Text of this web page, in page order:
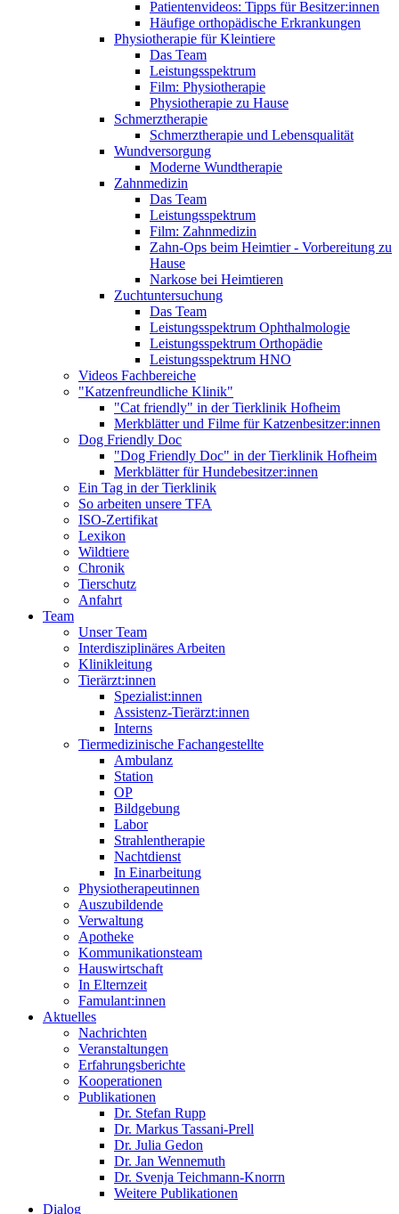
Patientenvideos: Tipps für Besitzer:innen
Häufige orthopädische Erkrankungen
Physiotherapie für Kleintiere
Das Team
Leistungsspektrum
Film: Physiotherapie
Physiotherapie zu Hause
Schmerztherapie
Schmerztherapie und Lebensqualität
Wundversorgung
Moderne Wundtherapie
Zahnmedizin
Das Team
Leistungsspektrum
Film: Zahnmedizin
Zahn-Ops beim Heimtier - Vorbereitung zu
Hause
Narkose bei Heimtieren
Zuchtuntersuchung
Das Team
Leistungsspektrum Ophthalmologie
Leistungsspektrum Orthopädie
Leistungsspektrum HNO
Videos Fachbereiche
"Katzenfreundliche Klinik"
"Cat friendly" in der Tierklinik Hofheim
Merkblätter und Filme für Katzenbesitzer:innen
Dog Friendly Doc
"Dog Friendly Doc" in der Tierklinik Hofheim
Merkblätter für Hundebesitzer:innen
Ein Tag in der Tierklinik
So arbeiten unsere TFA
ISO-Zertifikat
Lexikon
Wildtiere
Chronik
Tierschutz
Anfahrt
Team
Unser Team
Interdisziplinäres Arbeiten
Klinikleitung
Tierärzt:innen
Spezialist:innen
Assistenz-Tierärzt:innen
Interns
Tiermedizinische Fachangestellte
Ambulanz
Station
OP
Bildgebung
Labor
Strahlentherapie
Nachtdienst
In Einarbeitung
Physiotherapeutinnen
Auszubildende
Verwaltung
Apotheke
Kommunikationsteam
Hauswirtschaft
In Elternzeit
Famulant:innen
Aktuelles
Nachrichten
Veranstaltungen
Erfahrungsberichte
Kooperationen
Publikationen
Dr. Stefan Rupp
Dr. Markus Tassani-Prell
Dr. Julia Gedon
Dr. Jan Wennemuth
Dr. Svenja Teichmann-Knorrn
Weitere Publikationen
Dialog